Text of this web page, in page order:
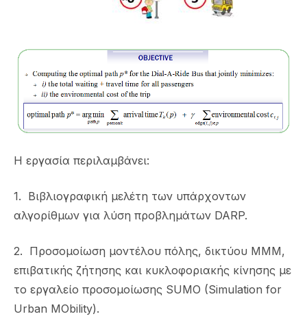
Η εργασία περιλαμβάνει:
1. Βιβλιογραφική μελέτη των υπάρχοντων
αλγορίθμων για λύση προβλημάτων DARP.
2. Προσομοίωση μοντέλου πόλης, δικτύου ΜΜΜ,
επιβατικής ζήτησης και κυκλοφοριακής κίνησης με
το εργαλείο προσομοίωσης SUMO (Simulation for
Urban MObility).